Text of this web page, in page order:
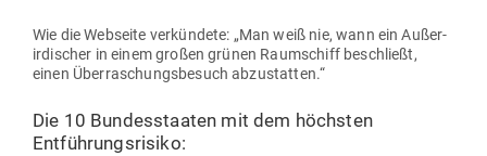
Wie die Web­seite ver­kündete: „Man weiß nie, wann ein Außer­
ir­di­scher in einem großen grünen Raum­schiff beschließt,
einen Über­ra­schungs­besuch abzustatten.“
Die 10 Bun­des­staaten mit dem höchsten
Entführungsrisiko: